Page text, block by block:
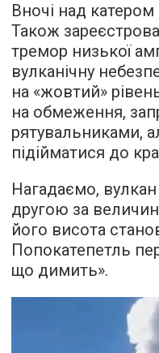
Вночі над катером
Також
тремор низької
вулканічну
на «жовтий»
на обмеження,
рятувальниками,
підійматися до
Нагадаємо,
другою за
його висота
Попокатепетль
що димить».